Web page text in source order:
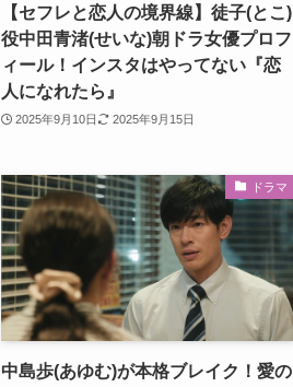
【セフレと恋人の境界線】徒子(とこ)
役中田青渚(せいな)朝ドラ女優プロフ
ィール！インスタはやってない『恋
人になれたら』
2025年9月10日 2025年9月15日
ドラマ
中島歩(あゆむ)が本格ブレイク！愛の